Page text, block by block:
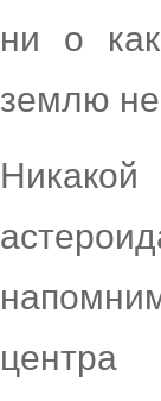
ни о
землю не